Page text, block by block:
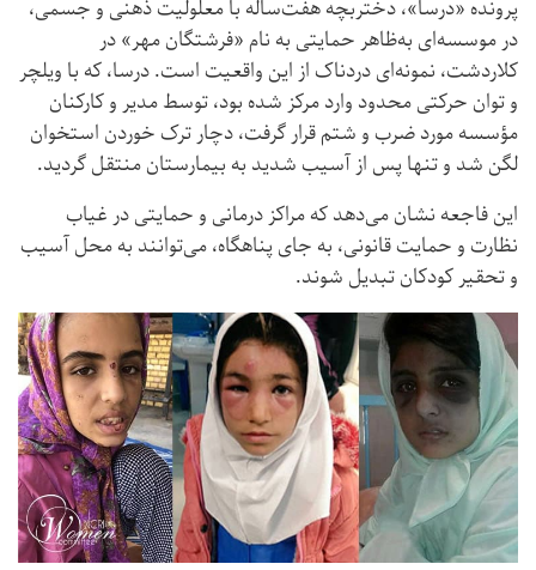
پرونده «درسا»، دختربچه هفت‌ساله با معلولیت ذهنی و جسمی،
در موسسه‌ای به‌ظاهر حمایتی به نام «فرشتگان مهر» در
کلاردشت، نمونه‌ای دردناک از این واقعیت است. درسا، که با ویلچر
و توان حرکتی محدود وارد مرکز شده بود، توسط مدیر و کارکنان
مؤسسه مورد ضرب و شتم قرار گرفت، دچار ترک خوردن استخوان
لگن شد و تنها پس از آسیب شدید به بیمارستان منتقل گردید.
این فاجعه نشان می‌دهد که مراکز درمانی و حمایتی در غیاب
نظارت و حمایت قانونی، به جای پناهگاه، می‌توانند به محل آسیب
و تحقیر کودکان تبدیل شوند.